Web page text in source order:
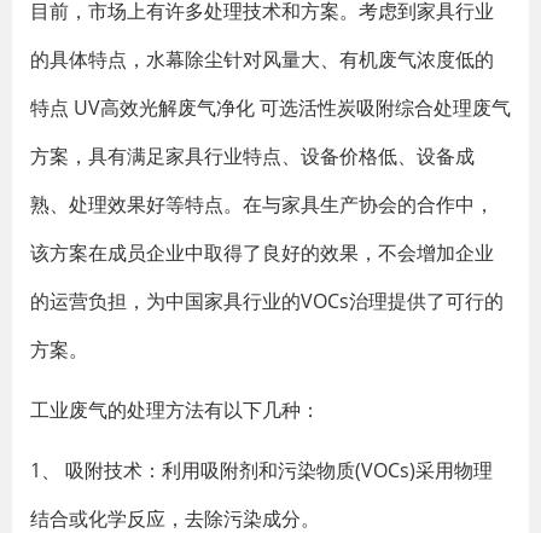
目前，市场上有许多处理技术和方案。考虑到家具行业
的具体特点，水幕除尘针对风量大、有机废气浓度低的
特点 UV高效光解废气净化 可选活性炭吸附综合处理废气
方案，具有满足家具行业特点、设备价格低、设备成
熟、处理效果好等特点。在与家具生产协会的合作中，
该方案在成员企业中取得了良好的效果，不会增加企业
的运营负担，为中国家具行业的VOCs治理提供了可行的
方案。
工业废气的处理方法有以下几种：
1、 吸附技术：利用吸附剂和污染物质(VOCs)采用物理
结合或化学反应，去除污染成分。